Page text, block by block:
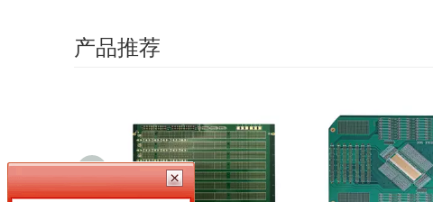
产品推荐
<